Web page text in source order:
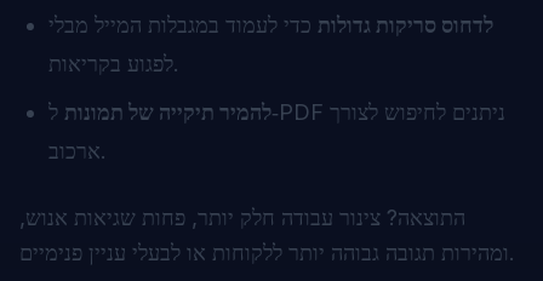
לדחוס סריקות גדולות כדי לעמוד במגבלות המייל מבלי
לפגוע בקריאות.
להמיר תיקייה של תמונות ל‑PDF ניתנים לחיפוש לצורך
ארכוב.
התוצאה? צינור עבודה חלק יותר, פחות שגיאות אנוש,
ומהירות תגובה גבוהה יותר ללקוחות או לבעלי עניין פנימיים.